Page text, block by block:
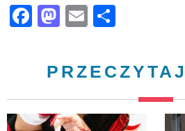
Facebook
Mastodon
Email